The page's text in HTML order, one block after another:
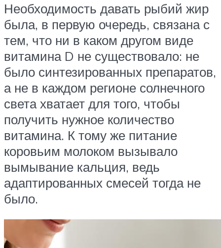
Необходимость давать рыбий жир
была, в первую очередь, связана с
тем, что ни в каком другом виде
витамина D не существовало: не
было синтезированных препаратов,
а не в каждом регионе солнечного
света хватает для того, чтобы
получить нужное количество
витамина. К тому же питание
коровьим молоком вызывало
вымывание кальция, ведь
адаптированных смесей тогда не
было.